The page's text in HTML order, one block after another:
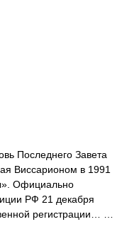
Последнего Завета
Виссарионом в 1991
Официально
РФ 21 декабря
регистрации… …